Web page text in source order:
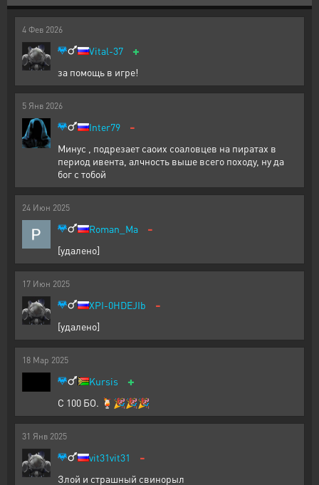
4 Фев 2026
Vital-37 +
за помощь в игре!
5 Янв 2026
Inter79 -
Минус , подрезает саоих соаловцев на пиратах в
период ивента, алчность выше всего походу, ну да
бог с тобой
24 Июн 2025
Roman_Ma -
[удалено]
17 Июн 2025
XPI-0HDEJIb -
[удалено]
18 Мар 2025
Kursis +
С 100 БО. 🍹🎉🎉🎉
31 Янв 2025
vit31vit31 -
Злой и страшный свинорыл